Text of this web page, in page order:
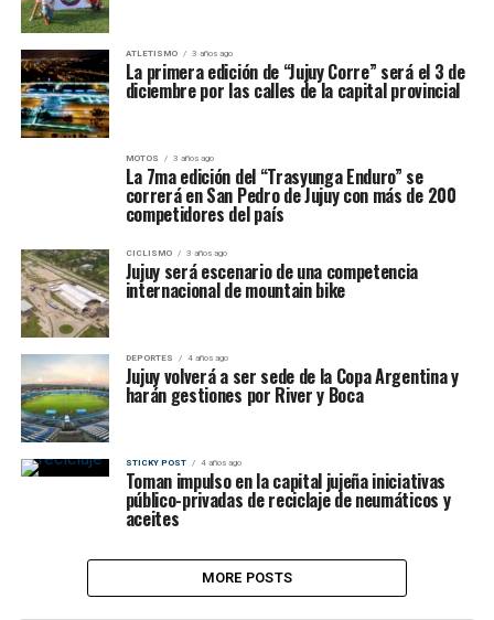
ATLETISMO 3 años ago
La primera edición de “Jujuy Corre” será el 3 de
diciembre por las calles de la capital provincial
MOTOS 3 años ago
La 7ma edición del “Trasyunga Enduro” se
correrá en San Pedro de Jujuy con más de 200
competidores del país
CICLISMO 3 años ago
Jujuy será escenario de una competencia
internacional de mountain bike
DEPORTES 4 años ago
Jujuy volverá a ser sede de la Copa Argentina y
harán gestiones por River y Boca
STICKY POST 4 años ago
Toman impulso en la capital jujeña iniciativas
público-privadas de reciclaje de neumáticos y
aceites
MORE POSTS